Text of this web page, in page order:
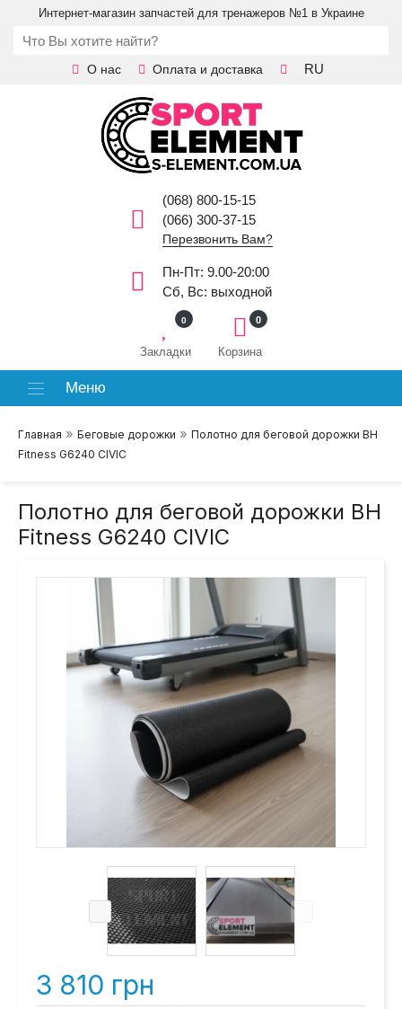
Интернет-магазин запчастей для тренажеров №1 в Украине
О нас Оплата и доставка RU
(068) 800-15-15
(066) 300-37-15
Перезвонить Вам?
Пн-Пт: 9.00-20:00
Сб, Вс: выходной
Закладки
0
Корзина
0
Меню
Главная » Беговые дорожки » Полотно для беговой дорожки BH
Fitness G6240 CIVIC
Полотно для беговой дорожки BH
Fitness G6240 CIVIC
3 810 грн